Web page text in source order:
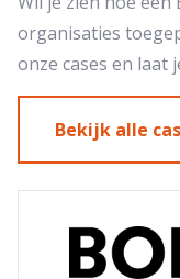
organisaties
onze cases en laat
Bekijk alle